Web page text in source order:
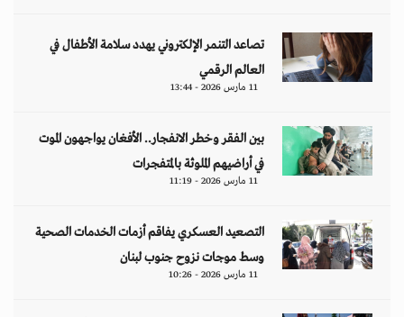
تصاعد التنمر الإلكتروني يهدد سلامة الأطفال في
العالم الرقمي
11 مارس 2026 - 13:44
بين الفقر وخطر الانفجار.. الأفغان يواجهون الموت
في أراضيهم الملوثة بالمتفجرات
11 مارس 2026 - 11:19
التصعيد العسكري يفاقم أزمات الخدمات الصحية
وسط موجات نزوح جنوب لبنان
11 مارس 2026 - 10:26